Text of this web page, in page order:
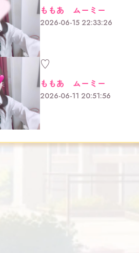
ももあ ムーミー
2026-06-15 22:33:26
♡
ももあ ムーミー
2026-06-11 20:51:56